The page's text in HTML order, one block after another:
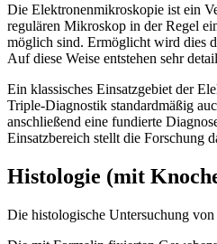
Die Elektronenmikroskopie ist ein
regulären Mikroskop in der Regel
möglich sind. Ermöglicht wird dies
Auf diese Weise entstehen sehr
Ein klassisches Einsatzgebiet der
Triple-Diagnostik standardmäßig
anschließend eine fundierte
Einsatzbereich stellt die Forschung
Histologie (mit
Die histologische Untersuchung